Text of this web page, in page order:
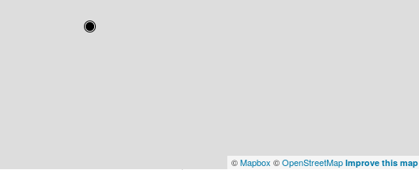
©Mapbox ©OpenStreetMap Improve this map